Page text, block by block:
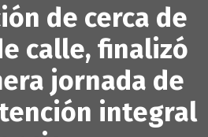
de cerca de
calle, finalizó
jornada de
integral